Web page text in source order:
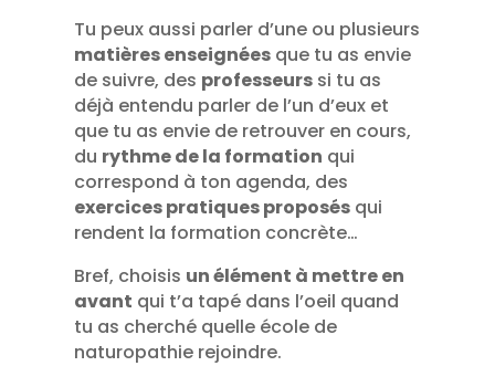
Tu peux aussi parler d’une ou plusieurs
matières enseignées que tu as envie
de suivre, des professeurs si tu as
déjà entendu parler de l’un d’eux et
que tu as envie de retrouver en cours,
du rythme de la formation qui
correspond à ton agenda, des
exercices pratiques proposés qui
rendent la formation concrète…
Bref, choisis un élément à mettre en
avant qui t’a tapé dans l’oeil quand
tu as cherché quelle école de
naturopathie rejoindre.